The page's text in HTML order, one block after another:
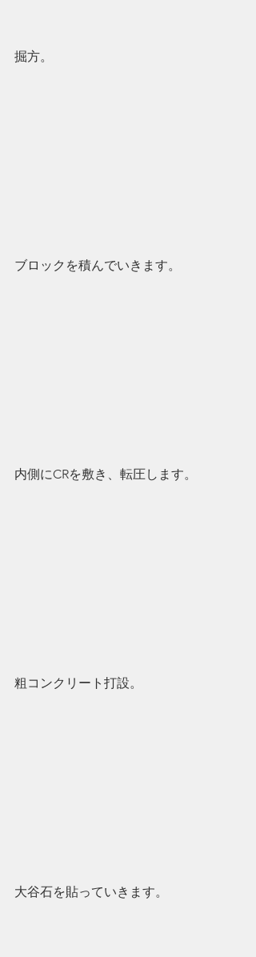
掘方。
ブロックを積んでいきます。
内側にCRを敷き、転圧します。
粗コンクリート打設。
大谷石を貼っていきます。